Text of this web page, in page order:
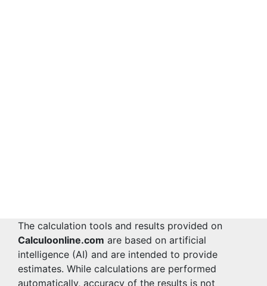
The calculation tools and results provided on
Calculoonline.com are based on artificial
intelligence (AI) and are intended to provide
estimates. While calculations are performed
automatically, accuracy of the results is not